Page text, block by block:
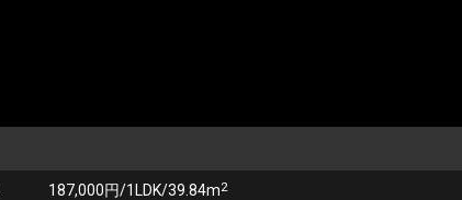
187,000円/1LDK/39.84m2